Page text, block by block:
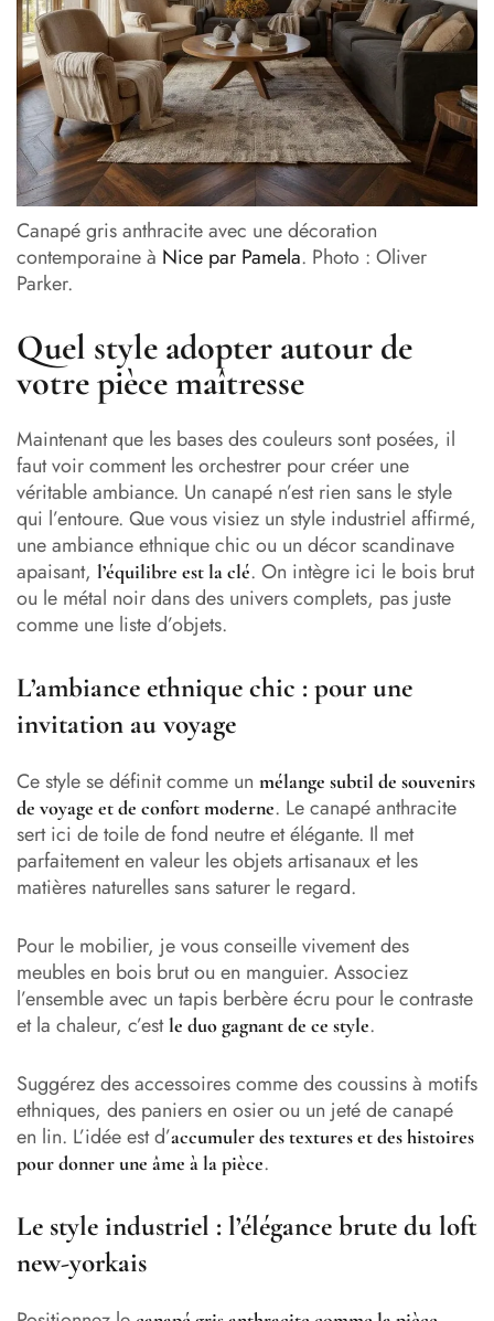
Canapé gris anthracite avec une décoration
contemporaine à Nice par Pamela. Photo : Oliver
Parker.
Quel style adopter autour de
votre pièce maîtresse
Maintenant que les bases des couleurs sont posées, il
faut voir comment les orchestrer pour créer une
véritable ambiance. Un canapé n’est rien sans le style
qui l’entoure. Que vous visiez un style industriel affirmé,
une ambiance ethnique chic ou un décor scandinave
apaisant, l’équilibre est la clé. On intègre ici le bois brut
ou le métal noir dans des univers complets, pas juste
comme une liste d’objets.
L’ambiance ethnique chic : pour une
invitation au voyage
Ce style se définit comme un mélange subtil de souvenirs
de voyage et de confort moderne. Le canapé anthracite
sert ici de toile de fond neutre et élégante. Il met
parfaitement en valeur les objets artisanaux et les
matières naturelles sans saturer le regard.
Pour le mobilier, je vous conseille vivement des
meubles en bois brut ou en manguier. Associez
l’ensemble avec un tapis berbère écru pour le contraste
et la chaleur, c’estle duo gagnant de ce style.
Suggérez des accessoires comme des coussins à motifs
ethniques, des paniers en osier ou un jeté de canapé
en lin. L’idée est d’accumuler des textures et des histoires
pour donner une âme à la pièce.
Le style industriel : l’élégance brute du loft
new-yorkais